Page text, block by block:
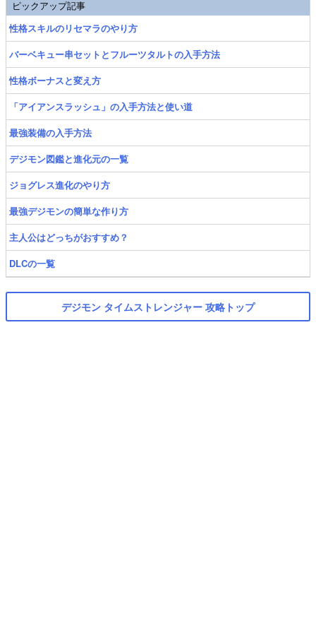
ピックアップ記事
性格スキルのリセマラのやり方
バーベキュー串セットとフルーツタルトの入手方法
性格ボーナスと変え方
「アイアンスラッシュ」の入手方法と使い道
最強装備の入手方法
デジモン図鑑と進化元の一覧
ジョグレス進化のやり方
最強デジモンの簡単な作り方
主人公はどっちがおすすめ？
DLCの一覧
デジモン タイムストレンジャー 攻略トップ